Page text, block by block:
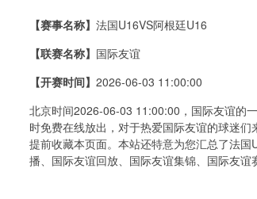
【赛事名称】 法国U16VS阿根廷U16
【联赛名称】 国际友谊
【开赛时间】 2026-06-03 11:00:00
北京时间2026-06-03 11:00:00，国际友谊的
时免费在线放出，对于热爱国际友谊的球迷
提前收藏本页面。本站还特意为您汇总了法
播、国际友谊回放、国际友谊集锦、国际友谊